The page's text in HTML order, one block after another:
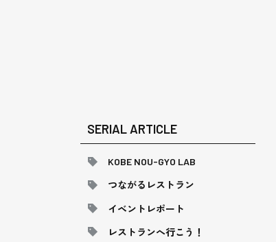
SERIAL ARTICLE
KOBE NOU-GYO LAB
つながるレストラン
イベントレポート
レストランへ行こう！